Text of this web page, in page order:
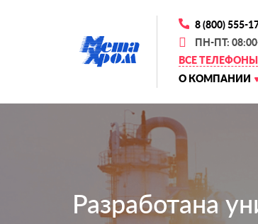
8 (800) 555-
ПН-ПТ:
ВСЕ ТЕЛЕФОНЫ
О КОМПАНИИ
Разработана